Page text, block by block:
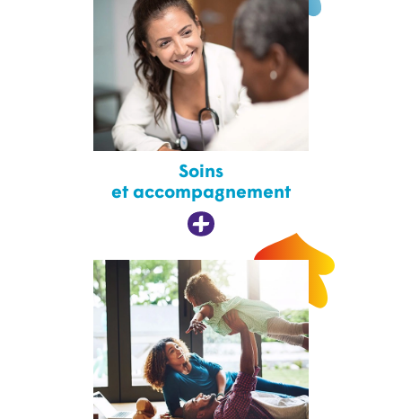
Soins
et accompagnement